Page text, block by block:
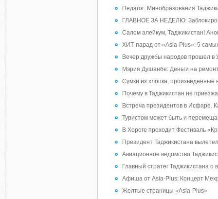
Педагог: Минобразования
ГЛАВНОЕ ЗА НЕДЕЛЮ:
Салом алейкум, Таджикистан!
ХИТ-парад от «Asia-Plus»: 5
Вечер дружбы народов прошел в
Мэрия Душанбе: Деньги на
Сумки из хлопка, произведенные
Почему в Таджикистан не
Встреча президентов в Исфаре.
Туристом может быть и
В Хороге проходит Фестиваль
Президент Таджикистана
Авиационное ведомство
Главный стратег Таджикистана
Афиша от Asia-Plus: Концерт
Желтые страницы «Аsia-Plus»